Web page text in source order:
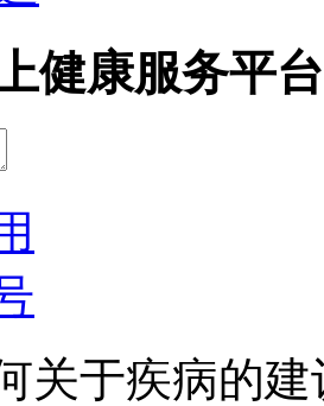
健康服务平台
关于疾病的